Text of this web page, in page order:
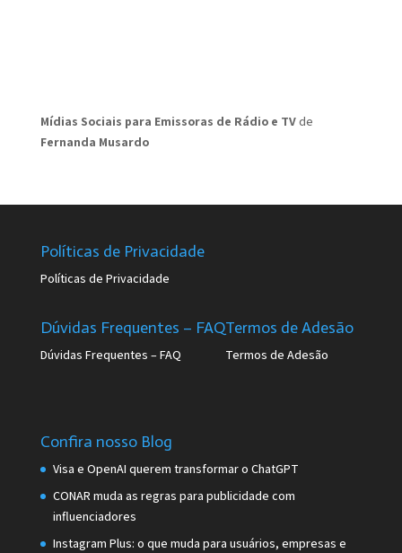
Mídias Sociais para Emissoras de Rádio e TVde
Fernanda Musardo
Políticas de Privacidade
Políticas de Privacidade
Dúvidas Frequentes – FAQ
Dúvidas Frequentes – FAQ
Termos de Adesão
Termos de Adesão
Confira nosso Blog
Visa e OpenAI querem transformar o ChatGPT
CONAR muda as regras para publicidade com
influenciadores
Instagram Plus: o que muda para usuários, empresas e